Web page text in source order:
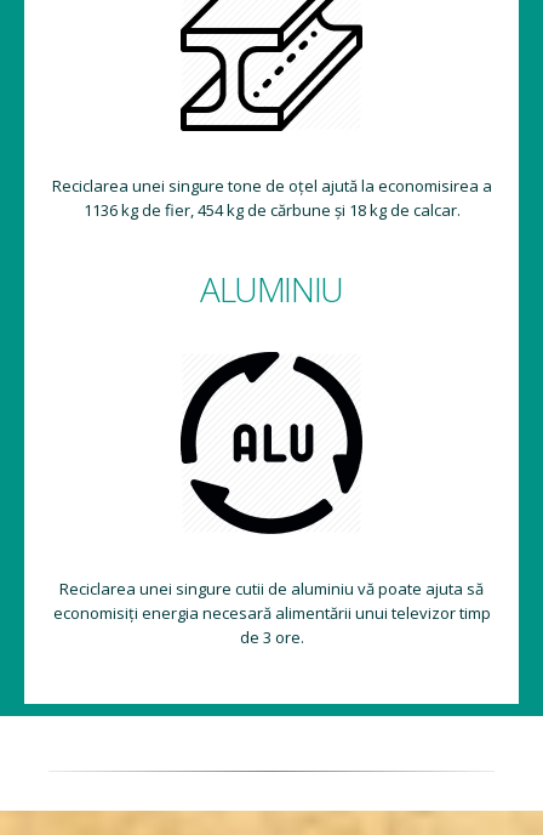
Reciclarea unei singure tone de oțel ajută la economisirea a
1136 kg de fier, 454 kg de cărbune și 18 kg de calcar.
ALUMINIU
Reciclarea unei singure cutii de aluminiu vă poate ajuta să
economisiți energia necesară alimentării unui televizor timp
de 3 ore.